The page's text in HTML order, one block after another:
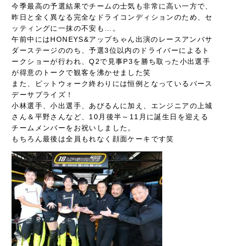
今季最高の予選結果でチームの士気も非常に高い一方で、
昨日と全く異なる完全なドライコンディションのため、セ
ッティングに一抹の不安も…。
午前中にはHONEYS&アップちゃん出演のレースアンバサ
ダーステージののち、予選3位以内のドライバーによるト
ークショーが行われ、Q2で見事P3を勝ち取った小出選手
が得意のトークで観客を沸かせました笑
また、ピットウォーク終わりには恒例となっているバース
デーサプライズ！
小林選手、小出選手、あびるんに加え、エンジニアの上城
さん＆平野さんなど、10月後半～11月に誕生日を迎える
チームメンバーをお祝いしました。
もちろん最後は全員もれなく顔面ケーキです笑